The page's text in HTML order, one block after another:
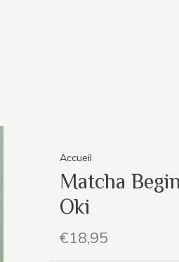
Accueil
Matcha
Oki
€18,95